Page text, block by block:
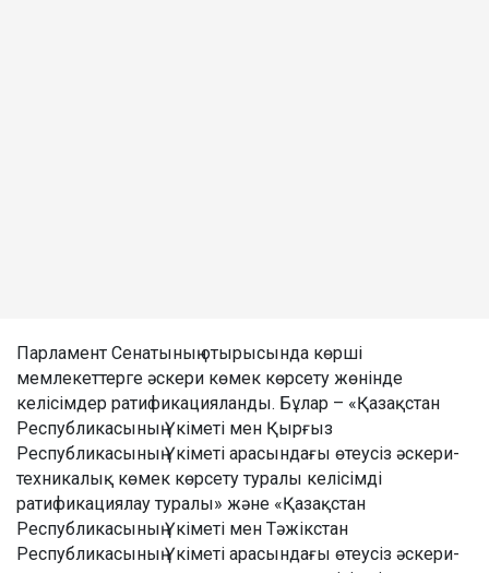
Парламент Сенатының отырысында көрші
мемлекеттерге әскери көмек көрсету жөнінде
келісімдер ратификацияланды. Бұлар – «Қазақстан
Республикасының Үкіметі мен Қырғыз
Республикасының Үкіметі арасындағы өтеусіз әскери-
техникалық көмек көрсету туралы келісімді
ратификациялау туралы» және «Қазақстан
Республикасының Үкіметі мен Тәжікстан
Республикасының Үкіметі арасындағы өтеусіз әскери-